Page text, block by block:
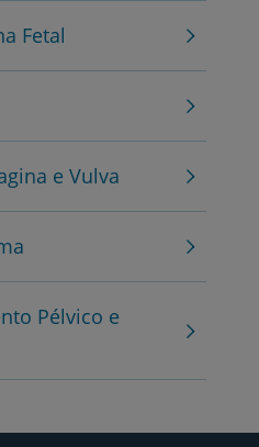
Fetal
e Vulva
Pélvico e